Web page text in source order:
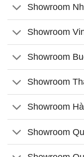
Showroom
Showroom
Showroom
Showroom
Showroom
Showroom